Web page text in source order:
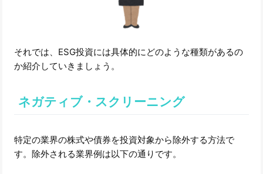
それでは、ESG投資には具体的にどのような種類があるの
か紹介していきましょう。
ネガティブ・スクリーニング
特定の業界の株式や債券を投資対象から除外する方法で
す。除外される業界例は以下の通りです。